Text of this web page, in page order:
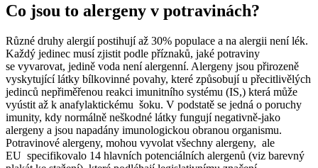
Co jsou to alergeny v potravinách?
Různé druhy alergií postihují až 30% populace a na alergii není lék.
Každý jedinec musí zjistit podle příznaků, jaké potraviny
se vyvarovat, jedině voda není alergenní. Alergeny jsou přirozeně
vyskytující látky bílkovinné povahy, které způsobují u přecitlivělých
jedinců nepřiměřenou reakci imunitního systému (IS,) která může
vyústit až k anafylaktickému šoku. V podstatě se jedná o poruchy
imunity, kdy normálně neškodné látky fungují negativně-jako
alergeny a jsou napadány imunologickou obranou organismu.
Potravinové alergeny, mohou vyvolat všechny alergeny, ale
EU specifikovalo 14 hlavních potenciálních alergenů (viz barevný